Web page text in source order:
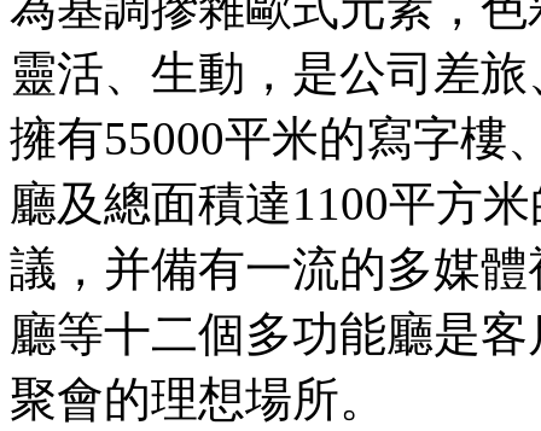
靈活、生動，是公司差
擁有55000平米的寫字樓
廳及總面積達1100平方
議，并備有一流的多媒
廳等十二個多功能廳是
聚會的理想場所。